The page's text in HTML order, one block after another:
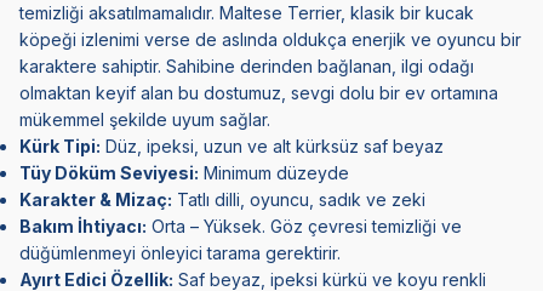
temizliği aksatılmamalıdır. Maltese Terrier, klasik bir kucak
köpeği izlenimi verse de aslında oldukça enerjik ve oyuncu bir
karaktere sahiptir. Sahibine derinden bağlanan, ilgi odağı
olmaktan keyif alan bu dostumuz, sevgi dolu bir ev ortamına
mükemmel şekilde uyum sağlar.
Kürk Tipi: Düz, ipeksi, uzun ve alt kürksüz saf beyaz
Tüy Döküm Seviyesi: Minimum düzeyde
Karakter & Mizaç: Tatlı dilli, oyuncu, sadık ve zeki
Bakım İhtiyacı: Orta – Yüksek. Göz çevresi temizliği ve
düğümlenmeyi önleyici tarama gerektirir.
Ayırt Edici Özellik: Saf beyaz, ipeksi kürkü ve koyu renkli